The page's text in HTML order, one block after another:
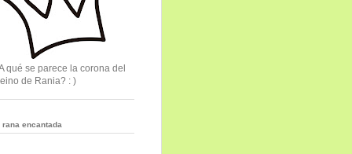
qué se parece la corona del
de Rania? : )
rana encantada